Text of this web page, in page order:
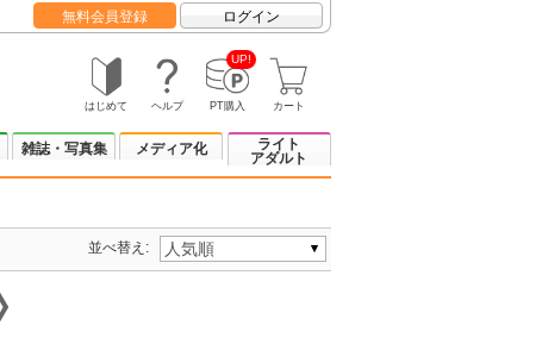
無料会員登録 ログイン
はじめて ヘルプ
UP!
PT購入 カート
雑誌・写真集 メディア化
ライト
アダルト
並べ替え: